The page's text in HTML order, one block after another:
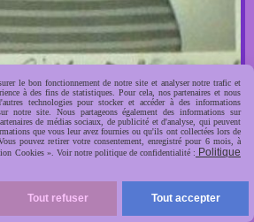
(Photo De Presse) 1930 Dédicacée
17,60€
le bon fonctionnement de notre site et analyser notre trafic et
à des fins de statistiques. Pour cela, nos partenaires et nous
technologies pour stocker et accéder à des informations
notre site. Nous partageons également des informations sur
de médias sociaux, de publicité et d'analyse, qui peuvent
que vous leur avez fournies ou qu'ils ont collectées lors de
pouvez retirer votre consentement, enregistré pour 6 mois, à
Cookies ». Voir notre politique de confidentialité : Politique
Tout refuser Tout accepter